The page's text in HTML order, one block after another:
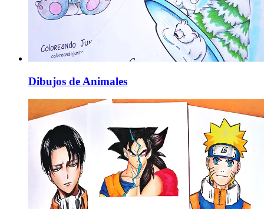
Dibujos de Animales